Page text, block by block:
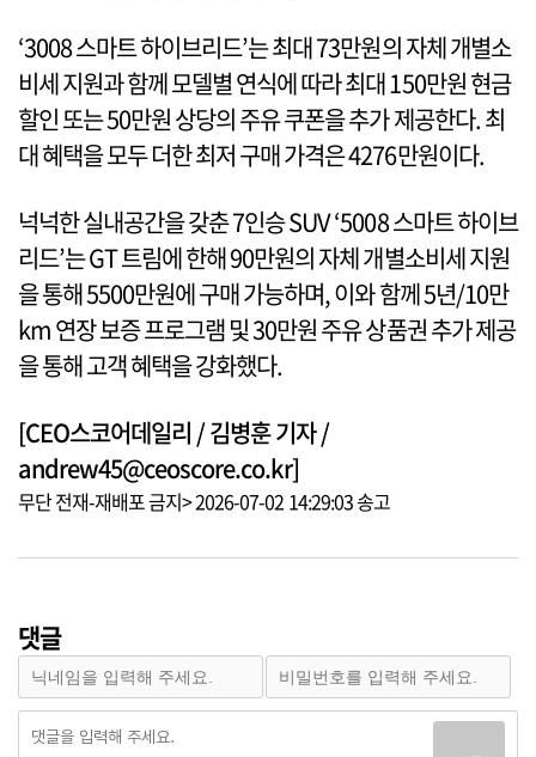
‘3008 스마트 하이브리드’는 최대 73만원의 자체 개별소
비세 지원과 함께 모델별 연식에 따라 최대 150만원 현금
할인 또는 50만원 상당의 주유 쿠폰을 추가 제공한다. 최
대 혜택을 모두 더한 최저 구매 가격은 4276만원이다.
넉넉한 실내공간을 갖춘 7인승 SUV ‘5008 스마트 하이브
리드’는 GT 트림에 한해 90만원의 자체 개별소비세 지원
을 통해 5500만원에 구매 가능하며, 이와 함께 5년/10만
km 연장 보증 프로그램 및 30만원 주유 상품권 추가 제공
을 통해 고객 혜택을 강화했다.
[CEO스코어데일리 / 김병훈 기자 /
andrew45@ceoscore.co.kr]
무단 전재-재배포 금지> 2026-07-02 14:29:03 송고
댓글